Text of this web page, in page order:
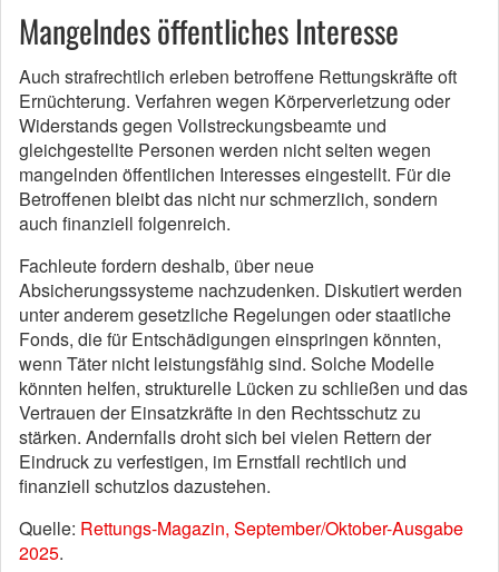
Mangelndes öffentliches Interesse
Auch strafrechtlich erleben betroffene Rettungskräfte oft
Ernüchterung. Verfahren wegen Körperverletzung oder
Widerstands gegen Vollstreckungsbeamte und
gleichgestellte Personen werden nicht selten wegen
mangelnden öffentlichen Interesses eingestellt. Für die
Betroffenen bleibt das nicht nur schmerzlich, sondern
auch finanziell folgenreich.
Fachleute fordern deshalb, über neue
Absicherungssysteme nachzudenken. Diskutiert werden
unter anderem gesetzliche Regelungen oder staatliche
Fonds, die für Entschädigungen einspringen könnten,
wenn Täter nicht leistungsfähig sind. Solche Modelle
könnten helfen, strukturelle Lücken zu schließen und das
Vertrauen der Einsatzkräfte in den Rechtsschutz zu
stärken. Andernfalls droht sich bei vielen Rettern der
Eindruck zu verfestigen, im Ernstfall rechtlich und
finanziell schutzlos dazustehen.
Quelle: Rettungs-Magazin, September/Oktober-Ausgabe
2025.